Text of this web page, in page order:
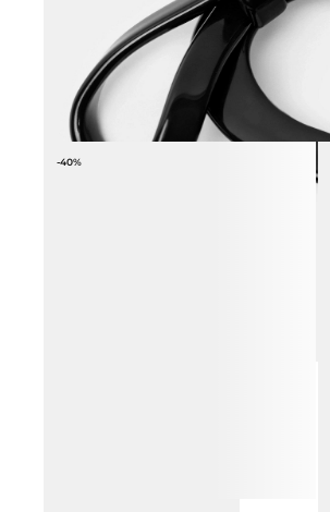
СОЧЕТАЕТСЯ С
-40%